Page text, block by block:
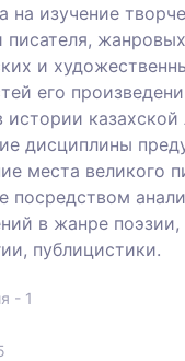
на изучение
писателя,
и
его
истории казахской
дисциплины
места великого
посредством
в жанре поэзии,
публицистики.
- 1